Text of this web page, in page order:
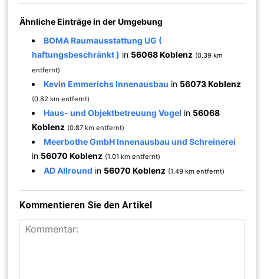
Ähnliche Einträge in der Umgebung
BOMA Raumausstattung UG (
haftungsbeschränkt ) in 56068 Koblenz (0.39 km
entfernt)
Kevin Emmerichs Innenausbau in 56073 Koblenz
(0.82 km entfernt)
Haus- und Objektbetreuung Vogel in 56068
Koblenz (0.87 km entfernt)
Meerbothe GmbH Innenausbau und Schreinerei
in 56070 Koblenz (1.01 km entfernt)
AD Allround in 56070 Koblenz (1.49 km entfernt)
Kommentieren Sie den Artikel